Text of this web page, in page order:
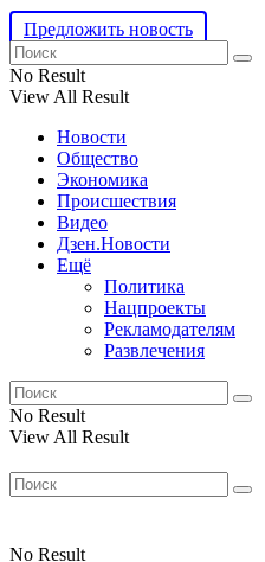
Предложить новость
No Result
View All Result
Новости
Общество
Экономика
Происшествия
Видео
Дзен.Новости
Ещё
Политика
Нацпроекты
Рекламодателям
Развлечения
No Result
View All Result
No Result